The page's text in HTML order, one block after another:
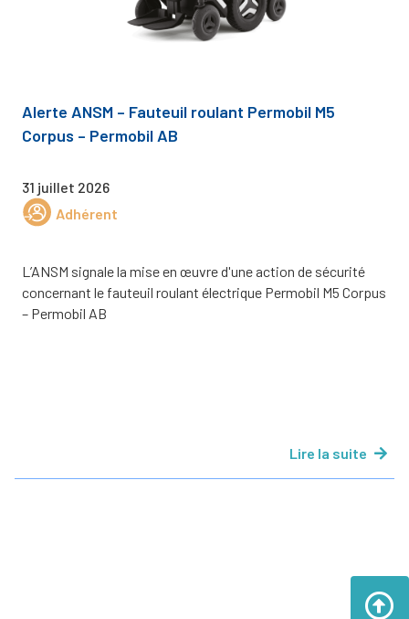
Alerte ANSM – Fauteuil roulant Permobil M5
Corpus – Permobil AB
31 juillet 2026
Adhérent
L’ANSM signale la mise en œuvre d'une action de sécurité
concernant le fauteuil roulant électrique Permobil M5 Corpus
– Permobil AB
Lire la suite